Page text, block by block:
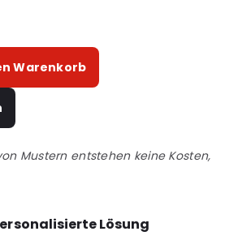
Warenkorb
Mustern entstehen keine Kosten,
Lösung